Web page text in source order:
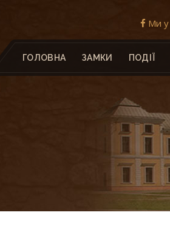
Ми у
ГОЛОВНА ЗАМКИ ПОДІЇ